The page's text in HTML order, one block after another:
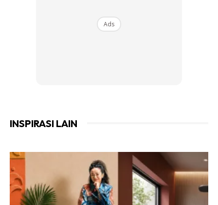
Ads
INSPIRASI LAIN